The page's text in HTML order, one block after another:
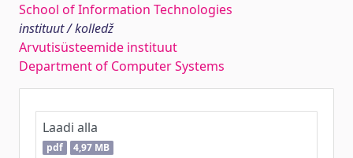
School of Information Technologies
instituut / kolledž
Arvutisüsteemide instituut
Department of Computer Systems
Laadi alla
pdf 4,97 MB